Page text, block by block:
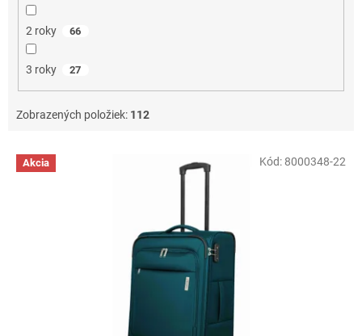
2 roky 66
3 roky 27
Zobrazených položiek: 112
V Akcia Kód: 8000348-22